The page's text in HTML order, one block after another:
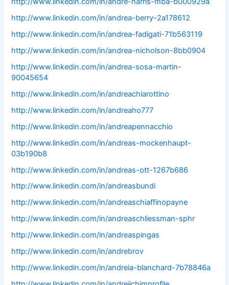
http://www.linkedin.com/in/andrea-berry-2a178612
http://www.linkedin.com/in/andrea-fadigati-71b563119
http://www.linkedin.com/in/andrea-nicholson-8bb0904
http://www.linkedin.com/in/andrea-sosa-martin-
90045654
http://www.linkedin.com/in/andreachiarottino
http://www.linkedin.com/in/andreaho777
http://www.linkedin.com/in/andreapennacchio
http://www.linkedin.com/in/andreas-mockenhaupt-
03b190b8
http://www.linkedin.com/in/andreas-ott-1267b686
http://www.linkedin.com/in/andreasbundi
http://www.linkedin.com/in/andreaschiaffinopayne
http://www.linkedin.com/in/andreaschliessman-sphr
http://www.linkedin.com/in/andreaspingas
http://www.linkedin.com/in/andrebrov
http://www.linkedin.com/in/andreia-blanchard-7b78846a